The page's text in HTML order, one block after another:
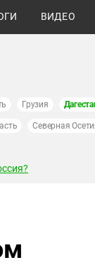
ВИДЕО
Грузия
Северная